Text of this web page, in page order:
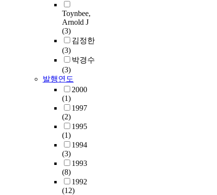
Toynbee,
Arnold J
(3)
김정한
(3)
박경수
(3)
발행연도
2000
(1)
1997
(2)
1995
(1)
1994
(3)
1993
(8)
1992
(12)